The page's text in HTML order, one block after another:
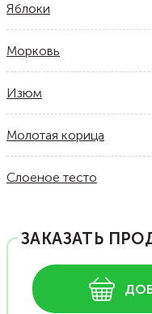
Яблоки
Морковь
Изюм
Молотая корица
Слоеное тесто
ЗАКАЗАТЬ